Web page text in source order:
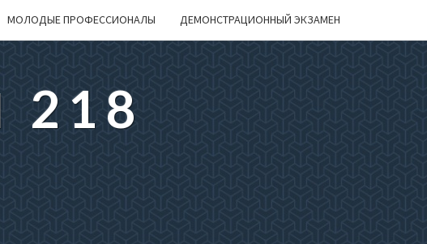
МОЛОДЫЕ ПРОФЕССИОНАЛЫ ДЕМОНСТРАЦИОННЫЙ ЭКЗАМЕН